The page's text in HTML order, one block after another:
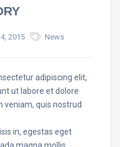
2015 News
adipiscing elit,
ut labore et dolore
veniam, quis nostrud
in, egestas eget